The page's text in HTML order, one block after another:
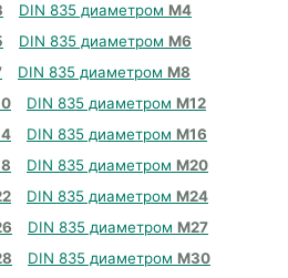
DIN 835 диаметром М4
DIN 835 диаметром М6
DIN 835 диаметром М8
DIN 835 диаметром М12
DIN 835 диаметром М16
DIN 835 диаметром М20
DIN 835 диаметром М24
DIN 835 диаметром М27
DIN 835 диаметром М30